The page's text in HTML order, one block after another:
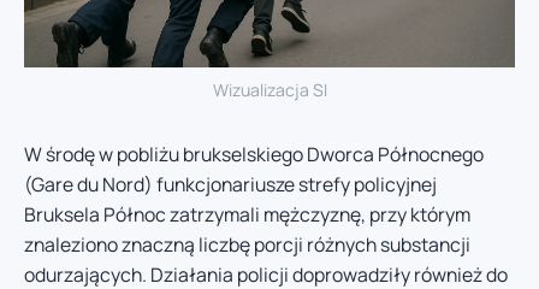
Wizualizacja SI
W środę w pobliżu brukselskiego Dworca Północnego
(Gare du Nord) funkcjonariusze strefy policyjnej
Bruksela Północ zatrzymali mężczyznę, przy którym
znaleziono znaczną liczbę porcji różnych substancji
odurzających. Działania policji doprowadziły również do